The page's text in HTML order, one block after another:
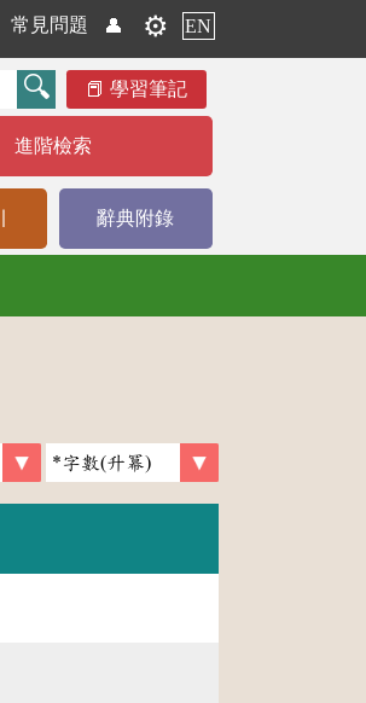
常見問題 👤 ⚙️ EN
學習筆記
進階檢索
辭典附錄